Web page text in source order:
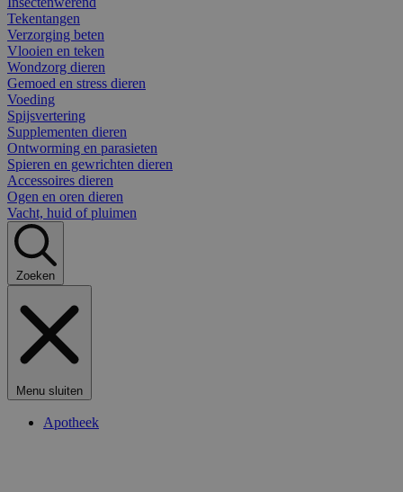
Tekentangen
Verzorging beten
Vlooien en teken
Wondzorg dieren
Gemoed en stress dieren
Voeding
Spijsvertering
Supplementen dieren
Ontworming en parasieten
Spieren en gewrichten dieren
Accessoires dieren
Ogen en oren dieren
Vacht, huid of pluimen
Zoeken
Menu sluiten
Apotheek